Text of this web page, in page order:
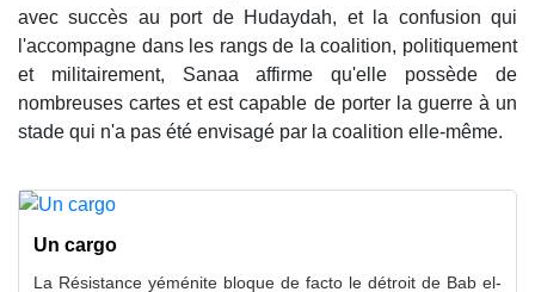
avec succès au port de Hudaydah, et la confusion qui
l'accompagne dans les rangs de la coalition, politiquement
et militairement, Sanaa affirme qu'elle possède de
nombreuses cartes et est capable de porter la guerre à un
stade qui n'a pas été envisagé par la coalition elle-même.
Un cargo
La Résistance yéménite bloque de facto le détroit de Bab el-